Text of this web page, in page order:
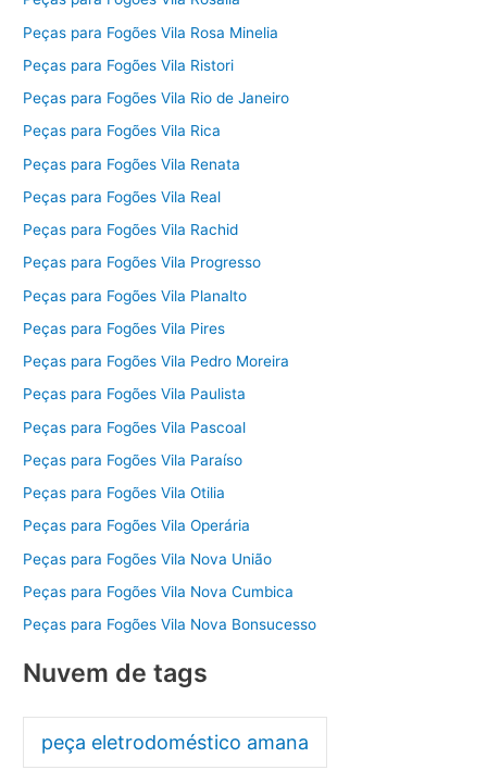
Peças para Fogões Vila Rosa Minelia
Peças para Fogões Vila Ristori
Peças para Fogões Vila Rio de Janeiro
Peças para Fogões Vila Rica
Peças para Fogões Vila Renata
Peças para Fogões Vila Real
Peças para Fogões Vila Rachid
Peças para Fogões Vila Progresso
Peças para Fogões Vila Planalto
Peças para Fogões Vila Pires
Peças para Fogões Vila Pedro Moreira
Peças para Fogões Vila Paulista
Peças para Fogões Vila Pascoal
Peças para Fogões Vila Paraíso
Peças para Fogões Vila Otilia
Peças para Fogões Vila Operária
Peças para Fogões Vila Nova União
Peças para Fogões Vila Nova Cumbica
Peças para Fogões Vila Nova Bonsucesso
Nuvem de tags
peça eletrodoméstico amana